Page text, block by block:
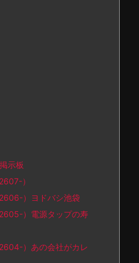
示板
）
）ヨドバシ池袋
）電源タップの寿
）あの会社がカレ